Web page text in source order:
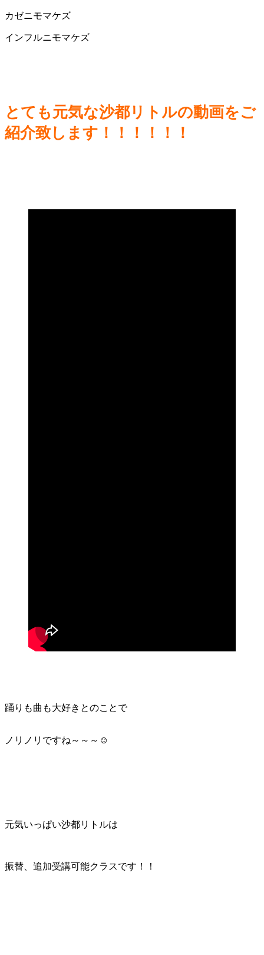
カゼニモマケズ
インフルニモマケズ
とても元気な沙都リトルの動画をご
紹介致します！！！！！！
踊りも曲も大好きとのことで
ノリノリですね～～～☺
元気いっぱい沙都リトルは
振替、追加受講可能クラスです！！